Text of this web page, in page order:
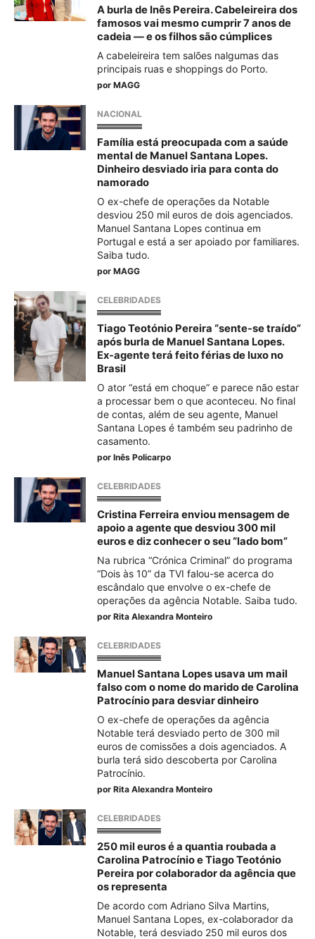
A burla de Inês Pereira. Cabeleireira dos
famosos vai mesmo cumprir 7 anos de
cadeia — e os filhos são cúmplices
A cabeleireira tem salões nalgumas das
principais ruas e shoppings do Porto.
por MAGG
NACIONAL
Família está preocupada com a saúde
mental de Manuel Santana Lopes.
Dinheiro desviado iria para conta do
namorado
O ex-chefe de operações da Notable
desviou 250 mil euros de dois agenciados.
Manuel Santana Lopes continua em
Portugal e está a ser apoiado por familiares.
Saiba tudo.
por MAGG
CELEBRIDADES
Tiago Teotónio Pereira “sente-se traído”
após burla de Manuel Santana Lopes.
Ex-agente terá feito férias de luxo no
Brasil
O ator “está em choque” e parece não estar
a processar bem o que aconteceu. No final
de contas, além de seu agente, Manuel
Santana Lopes é também seu padrinho de
casamento.
por Inês Policarpo
CELEBRIDADES
Cristina Ferreira enviou mensagem de
apoio a agente que desviou 300 mil
euros e diz conhecer o seu “lado bom”
Na rubrica “Crónica Criminal” do programa
“Dois às 10” da TVI falou-se acerca do
escândalo que envolve o ex-chefe de
operações da agência Notable. Saiba tudo.
por Rita Alexandra Monteiro
CELEBRIDADES
Manuel Santana Lopes usava um mail
falso com o nome do marido de Carolina
Patrocínio para desviar dinheiro
O ex-chefe de operações da agência
Notable terá desviado perto de 300 mil
euros de comissões a dois agenciados. A
burla terá sido descoberta por Carolina
Patrocínio.
por Rita Alexandra Monteiro
CELEBRIDADES
250 mil euros é a quantia roubada a
Carolina Patrocínio e Tiago Teotónio
Pereira por colaborador da agência que
os representa
De acordo com Adriano Silva Martins,
Manuel Santana Lopes, ex-colaborador da
Notable, terá desviado 250 mil euros dos